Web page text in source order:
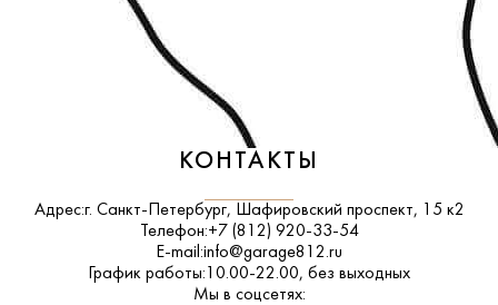
КОНТАКТЫ
Адрес:г. Санкт-Петербург, Шафировский проспект, 15 к2
Телефон:+7 (812) 920-33-54
E-mail:info@garage812.ru
График работы: 10.00-22.00, без выходных
Мы в соцсетях: